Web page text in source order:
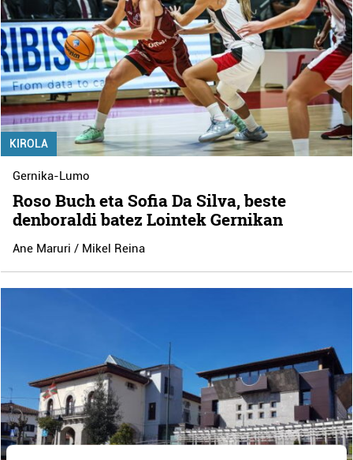
KIROLA
Gernika-Lumo
Roso Buch eta Sofia Da Silva, beste
denboraldi batez Lointek Gernikan
Ane Maruri / Mikel Reina